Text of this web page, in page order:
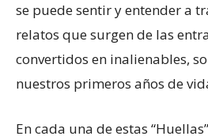
se puede sentir y entender a
relatos que surgen de las
convertidos en inalienables,
nuestros primeros años de
En cada una de estas